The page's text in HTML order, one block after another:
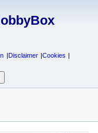
Disclaimer
Cookies